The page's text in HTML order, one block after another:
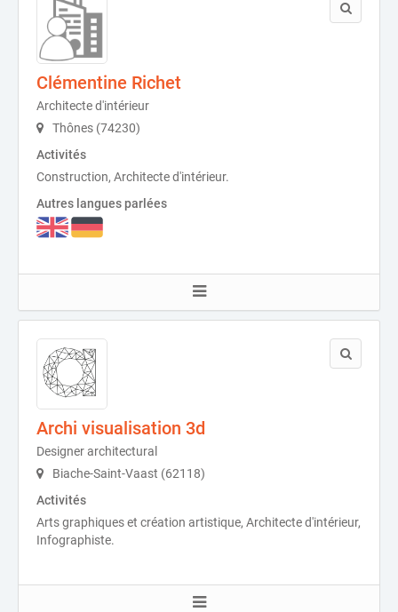
Clémentine Richet
Architecte d'intérieur
Thônes (74230)
Activités
Construction, Architecte d'intérieur.
Autres langues parlées
Archi visualisation 3d
Designer architectural
Biache-Saint-Vaast (62118)
Activités
Arts graphiques et création artistique, Architecte d'intérieur,
Infographiste.